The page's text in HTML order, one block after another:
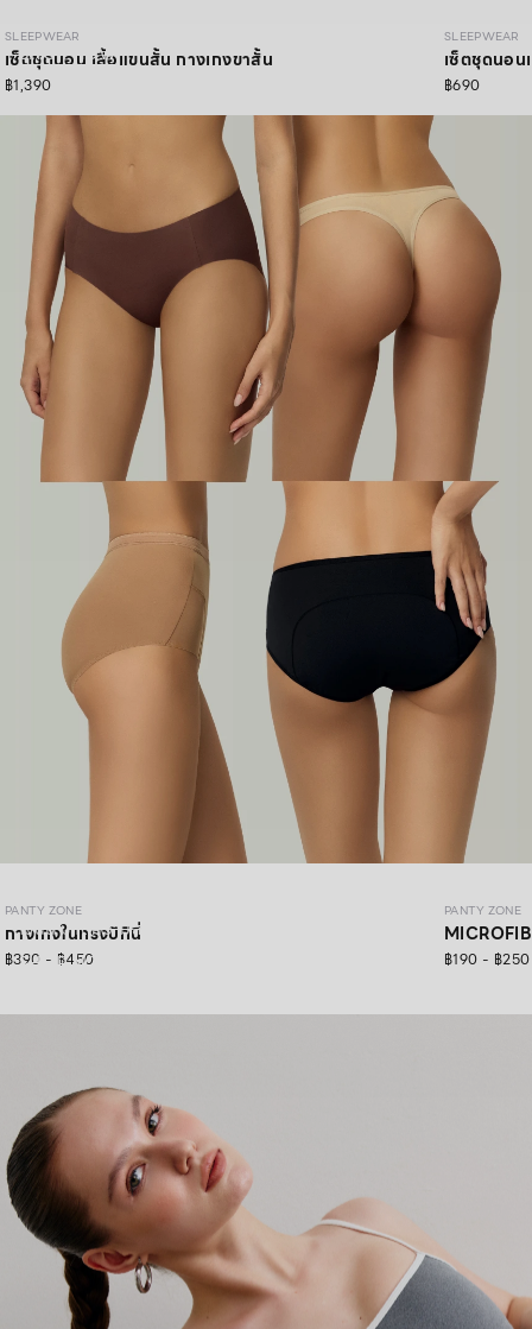
SHOP NOW
SLEEPWEAR
เซ็ตชุดนอน เสื้อแขนสั้น กางเกงขาสั้น
฿1,390
SLEEPWEAR
เซ็ตชุดนอน
฿690
โซนนี้ มีแต่ความสบาย
SHOP NOW
PANTY ZONE
กางเกงในทรงบิกินี่
฿390 - ฿450
PANTY ZONE
฿190 - ฿250